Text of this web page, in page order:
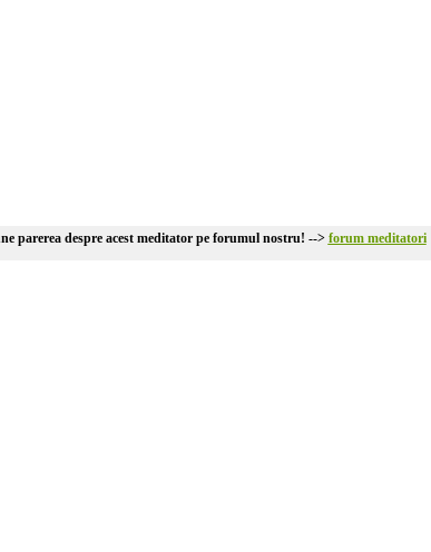
parerea despre acest meditator pe forumul nostru! --> forum meditatori